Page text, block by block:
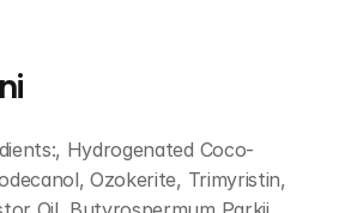
Hydrogenated Coco-
Ozokerite, Trimyristin,